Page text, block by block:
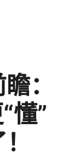
：
懂”